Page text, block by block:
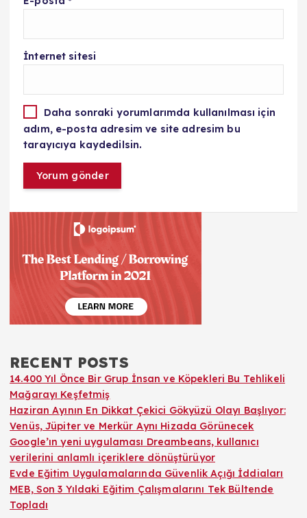
İnternet sitesi
Daha sonraki yorumlarımda kullanılması için
adım, e-posta adresim ve site adresim bu
tarayıcıya kaydedilsin.
RECENT POSTS
14.400 Yıl Önce Bir Grup İnsan ve Köpekleri Bu Tehlikeli
Mağarayı Keşfetmiş
Haziran Ayının En Dikkat Çekici Gökyüzü Olayı Başlıyor:
Venüs, Jüpiter ve Merkür Aynı Hizada Görünecek
Google’ın yeni uygulaması Dreambeans, kullanıcı
verilerini anlamlı içeriklere dönüştürüyor
Evde Eğitim Uygulamalarında Güvenlik Açığı İddiaları
MEB, Son 3 Yıldaki Eğitim Çalışmalarını Tek Bültende
Topladı